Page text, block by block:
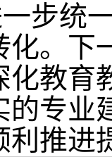
步统
化。下
化教育
的专业
利推进